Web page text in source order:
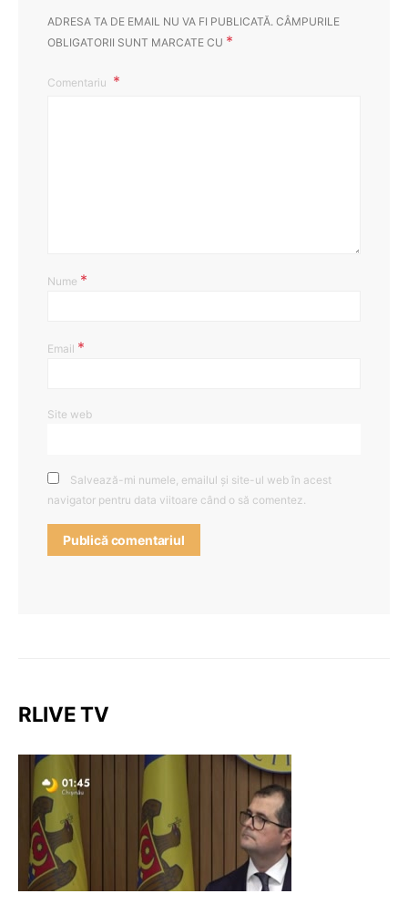
ADRESA TA DE EMAIL NU VA FI PUBLICATĂ. CÂMPURILE
OBLIGATORII SUNT MARCATE CU *
Comentariu
Nume *
Email *
Site web
Salvează-mi numele, emailul și site-ul web în acest
navigator pentru data viitoare când o să comentez.
RLIVE TV